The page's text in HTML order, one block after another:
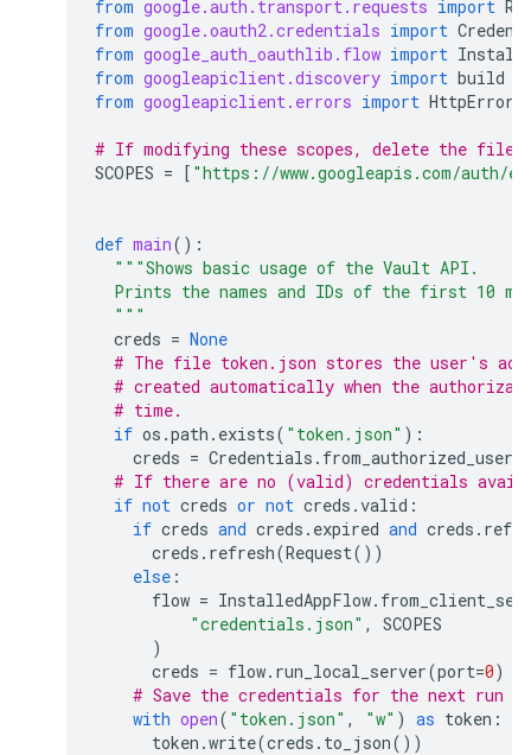
from google.auth.transport.requests import
from google.oauth2.credentials import
from google_auth_oauthlib.flow import
from googleapiclient.discovery import build
from googleapiclient.errors import HttpError
# If modifying these scopes, delete the file
SCOPES = [ "https://www.googleapis.com/auth/
def main():
"""Shows basic usage of the Vault API.
Prints the names and IDs of the first 10
  """
creds = None
# The file token.json stores the user's
# created automatically when the
# time.
if os .path . exists( "token.json" ):
creds = Credentials .
# If there are no (valid) credentials
if not creds or not creds .valid :
if creds and creds . expired and creds .
creds . refresh(Request())
else :
flow = InstalledAppFlow.
"credentials.json" ,
SCOPES
)
creds = flow. run_local_server(port=0)
# Save the credentials for the next run
with open( "token.json" , "w" ) as token :
token .write(creds . to_json())